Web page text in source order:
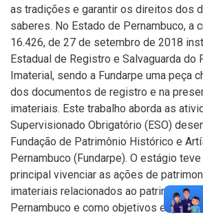
as tradições e garantir os direitos dos
saberes. No Estado de Pernambuco, a
16.426, de 27 de setembro de 2018
Estadual de Registro e Salvaguarda do
Imaterial, sendo a Fundarpe uma peça
dos documentos de registro e na
imateriais. Este trabalho aborda as
Supervisionado Obrigatório (ESO)
Fundação de Patrimônio Histórico e
Pernambuco (Fundarpe). O estágio
principal vivenciar as ações de
imateriais relacionados ao patrimônio
Pernambuco e como objetivos